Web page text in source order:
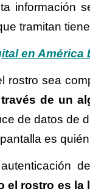
información
tramitan
en América
rostro sea
de un
de datos de
es
el rostro es la